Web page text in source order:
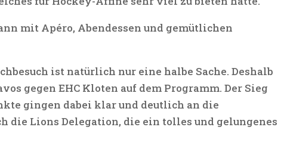
mit Apéro, Abendessen und gemütlichen
ist natürlich nur eine halbe Sache. Deshalb
gegen EHC Kloten auf dem Programm. Der Sieg
gingen dabei klar und deutlich an die
die Lions Delegation, die ein tolles und gelungenes